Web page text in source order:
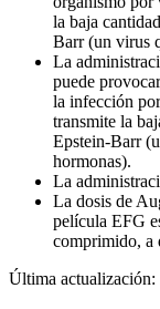
la baja
Barr (un virus
La
puede
la infección
transmite la
Epstein-Barr
hormonas).
La
La dosis de
película EFG
comprimido, a
Última actualización: